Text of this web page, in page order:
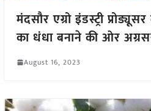
मंदसौर एग्रो इंडस्ट्री
का धंधा बनाने की ओर
August 16, 2023